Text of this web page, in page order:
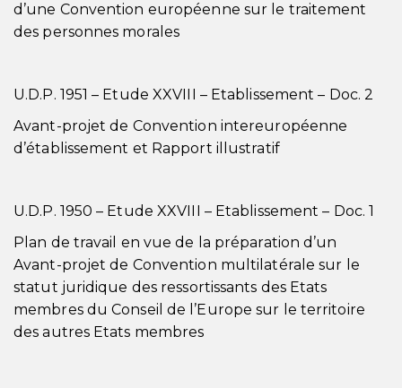
d’une Convention européenne sur le traitement
des personnes morales
U.D.P. 1951 – Etude XXVIII – Etablissement – Doc. 2
Avant-projet de Convention intereuropéenne
d’établissement et Rapport illustratif
U.D.P. 1950 – Etude XXVIII – Etablissement – Doc. 1
Plan de travail en vue de la préparation d’un
Avant-projet de Convention multilatérale sur le
statut juridique des ressortissants des Etats
membres du Conseil de l’Europe sur le territoire
des autres Etats membres